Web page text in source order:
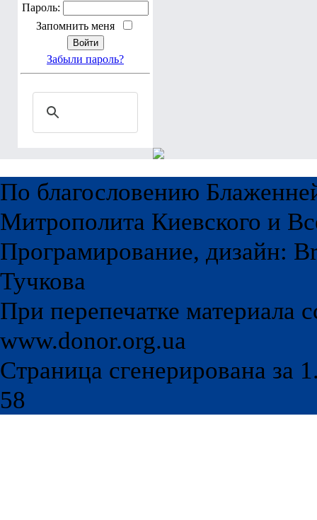
Пароль:
Запомнить меня
Забыли пароль?
По благословению
Митрополита Киевского и
Програмирование, дизайн:
Тучкова
При перепечатке материала
www.donor.org.ua
Страница сгенерирована за
58